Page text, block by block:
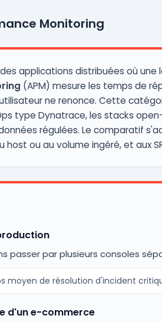
Monitoring
applications distribuées où
(APM) mesure les temps de
ne renonce. Cette
type Dynatrace, les stacks
régulées. Le comparatif
ou au volume ingéré, et aux
passer par plusieurs consoles
moyen de résolution d'incident
d'un e-commerce